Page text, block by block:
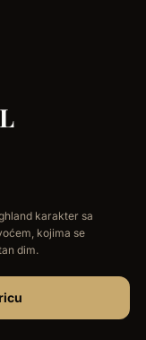
karakter sa
kojima se
dim.